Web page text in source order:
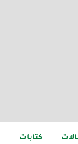
كتابات